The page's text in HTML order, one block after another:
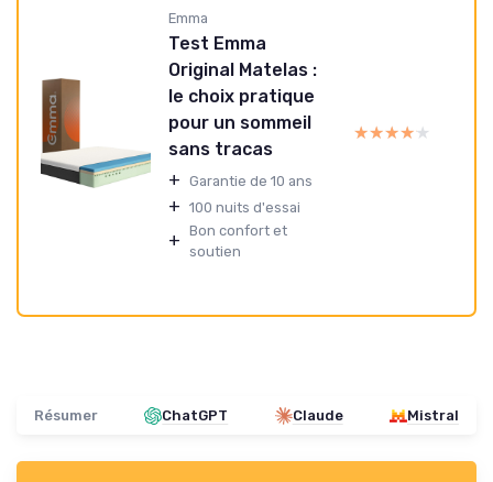
Emma
Test Emma
Original Matelas :
le choix pratique
pour un sommeil
sans tracas
+ Garantie de 10 ans
+ 100 nuits d'essai
+ Bon confort et
soutien
★★★★★
★★★★★
Résumer ChatGPT Claude Mistral